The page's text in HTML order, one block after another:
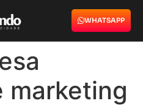
WHATSAPP
marketing